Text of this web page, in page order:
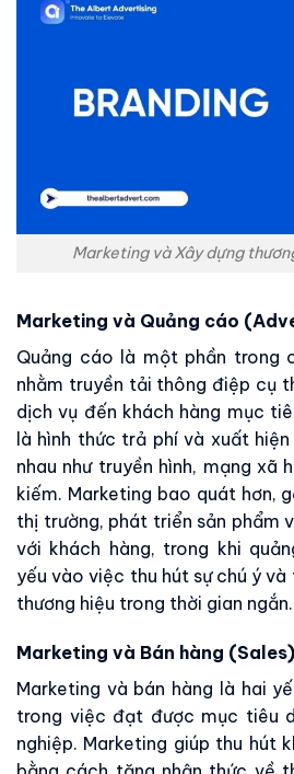
Marketing và Xây dựng
Marketing và Quảng cáo
Quảng cáo là một phần trong
nhằm truyền tải thông điệp cụ
dịch vụ đến khách hàng mục
là hình thức trả phí và xuất
nhau như truyền hình, mạng xã
kiếm. Marketing bao quát hơn,
thị trường, phát triển sản phẩm
với khách hàng, trong khi
yếu vào việc thu hút sự chú ý và
thương hiệu trong thời gian ngắn.
Marketing và Bán hàng (Sales)
Marketing và bán hàng là hai
trong việc đạt được mục tiêu
nghiệp. Marketing giúp thu hút